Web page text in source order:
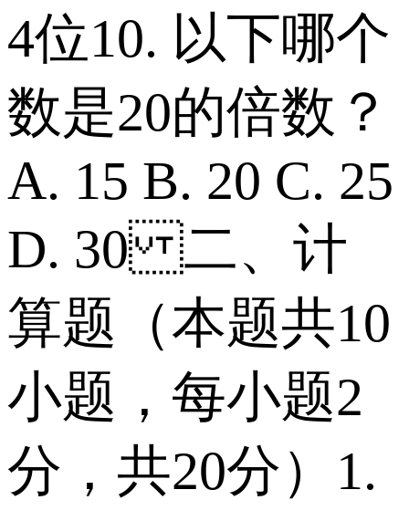
4位 10. 以下哪个
数是20的倍数？
A. 15 B. 20 C. 25
D. 30 二、计
算题（本题共10
小题，每小题2
分，共20分） 1.